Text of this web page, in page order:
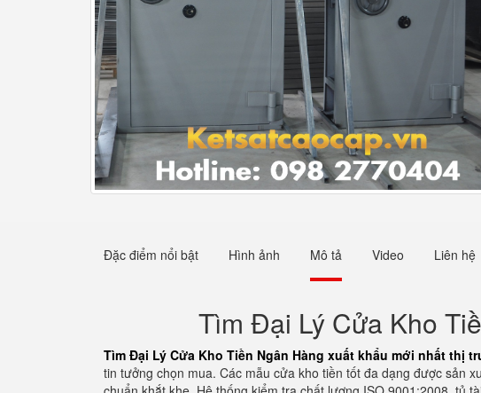
Đặc điểm nổi bật Hình ảnh Mô tả Video Liên hệ
Tìm Đại Lý Cửa Kho
Tìm Đại Lý Cửa Kho Tiền Ngân Hàng xuất khẩu mới nhất thị
tin tưởng chọn mua. Các mẫu cửa kho tiền tốt đa dạng được sản